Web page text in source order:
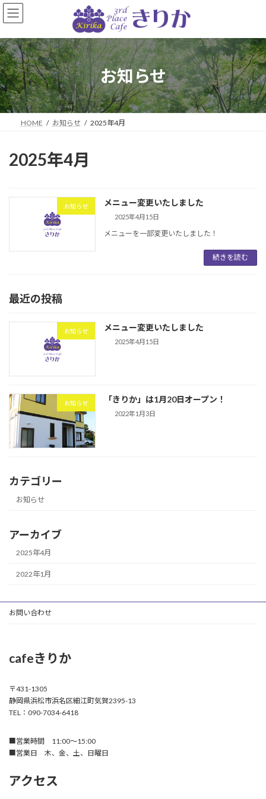
コ
ン
ン
ツ
へ
ス
キ
ッ
プ
ナ
ビ
ー
シ
ョ
ン
に
移
動
お知らせ
HOME お知らせ 2025年4月
2025年4月
お知らせ メニュー変更いたしました
2025年4月15日
メニューを一部変更いたしました！
続きを読む
最近の投稿
お知らせ メニュー変更いたしました
2025年4月15日
お知らせ 「きりか」は1月20日オープン！
2022年1月3日
カテゴリー
お知らせ
アーカイブ
2025年4月
2022年1月
お問い合わせ
cafeきりか
〒431-1305
静岡県浜松市浜名区細江町気賀2395-13
TEL：090-7034-6418
■営業時間 11:00～15:00
■営業日 木、金、土、日曜日
アクセス